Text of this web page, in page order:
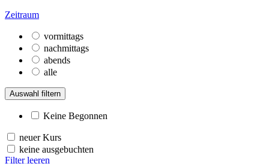
Zeitraum
vormittags
nachmittags
abends
alle
Auswahl filtern
Keine Begonnen
neuer Kurs
keine ausgebuchten
Filter leeren